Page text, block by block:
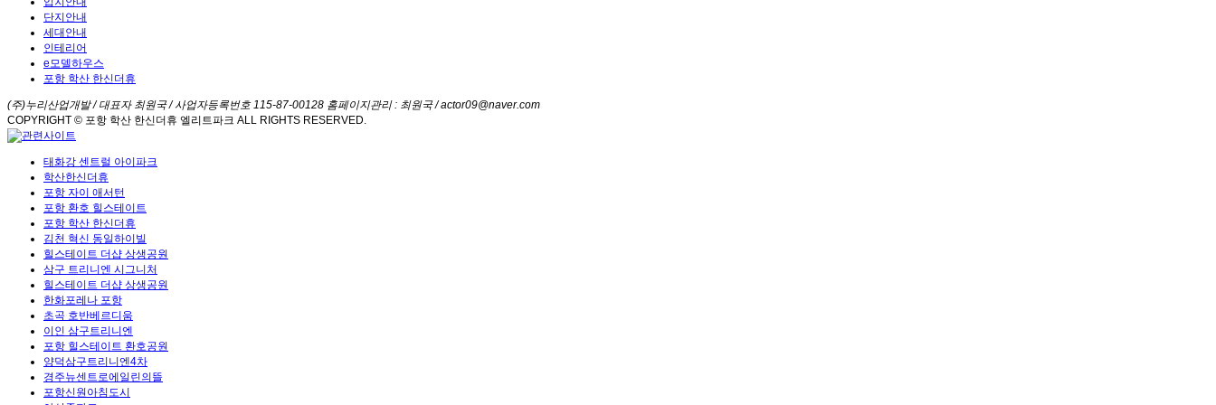
단지안내
세대안내
인테리어
e모델하우스
포항 학산 한신더휴
(주)누리산업개발 / 대표자 최원국 / 사업자등록번호 115-87-00128 홈페이지관리 : 최원국 / actor09@naver.com
COPYRIGHT © 포항 학산 한신더휴 엘리트파크 ALL RIGHTS RESERVED.
태화강 센트럴 아이파크
학산한신더휴
포항 자이 애서턴
포항 환호 힐스테이트
포항 학산 한신더휴
김천 혁신 동일하이빌
힐스테이트 더샵 상생공원
삼구 트리니엔 시그니처
힐스테이트 더샵 상생공원
한화포레나 포항
초곡 호반베르디움
이인 삼구트리니엔
포항 힐스테이트 환호공원
양덕삼구트리니엔4차
경주뉴센트로에일린의뜰
포항신원아침도시